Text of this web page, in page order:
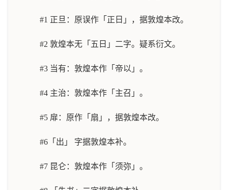
#1 正旦：原误作「正日」，据敦煌本改。
#2 敦煌本无「五日」二字。疑系衍文。
#3 当有：敦煌本作「帝以」。
#4 主治：敦煌本作「主召」。
#5 扉：原作「扇」，据敦煌本改。
#6「出」 字据敦煌本补。
#7 昆仑：敦煌本作「须弥」。